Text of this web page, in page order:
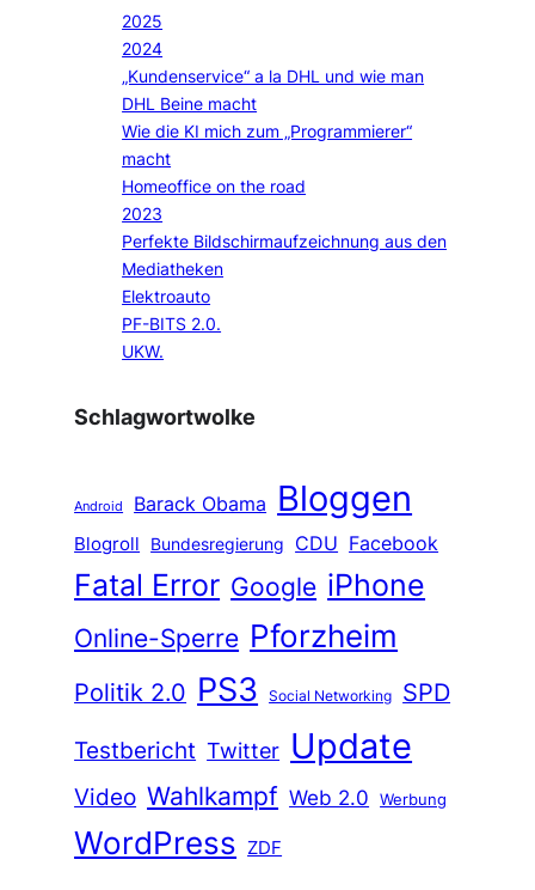
2025
2024
„Kundenservice“ a la DHL und wie man
DHL Beine macht
Wie die KI mich zum „Programmierer“
macht
Homeoffice on the road
2023
Perfekte Bildschirmaufzeichnung aus den
Mediatheken
Elektroauto
PF-BITS 2.0.
UKW.
Schlagwortwolke
Android Barack Obama Bloggen
Blogroll Bundesregierung CDU Facebook
Fatal Error Google iPhone
Online-Sperre Pforzheim
Politik 2.0 PS3 Social Networking
SPD
Testbericht Twitter Update
Video Wahlkampf Web 2.0 Werbung
WordPress ZDF